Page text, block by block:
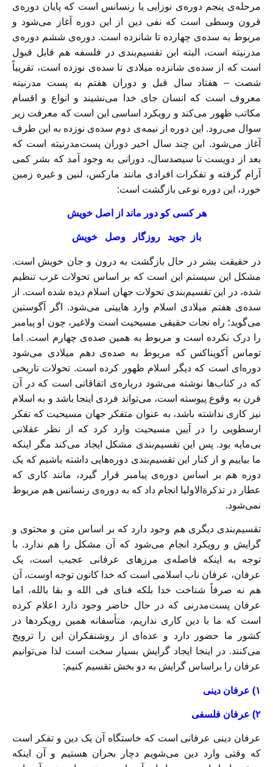
مرحله‌ی پنجم دوره‌ی نوزایی یا رنسانس است که پایان دوره‌ی
قرون وسطی است که نفی دین از این دوره آغاز می‌شود و
مربوط به سده‌ی چهارده تا شانزده است. دوره‌ی ششم دوره‌ی
مدرنیته است، البته ابن تقسیم‌بندی در فلسفه هم قابل قبول
است که از سده‌ی شانزده میلادی تا سده‌ی نوزده است، تقریباً
شصت – هفتاد سال قبل و دوران هفتم به پست مدرنیته
معروف است که انسان جای خدا می‌نشیند و انواع و اقسام
مکاتب ظهور می‌کند و رویکرد اساسی این است که معرفت زیر
سوال می‌رود. این دوره از نیمه‌ی دوم سده‌ی نوزده به این طرف
آغاز می‌شود. این چند سال اخیر دوران پست‌مدرنیته است که
بعد از دویست تا سیصدسال، دورانی به وجود آمد که بشر کمی
آرام گرفته و تفکرات افرادی مانند مارکس، لنین و غیره زمین
خورد، این دوره نوعی بازگشت است:
هر کسی کو دور ماند از اصل خویش
باز جوید روزگار وصل خویش
در حقیقت بشر در حال بازگشت به درون و جان خویش است.
مشکل این سیستم این است که بر اساس تحولات غرب تنظیم
شده، در این تقسیم‌بندی تحولات جهان اسلام دیده شده است. از
سده‌ی هفتم میلادی اسلام وارد هاییتی می‌شود. اگر آگوستین
می‌‌گوید؛ راه نجات حقیقی مسیحیت است ولاغیر، چون او پیامبر
را درک نکرده است و مربوط به همین صده‌ی چهارم است. اما
توماس آکویناکس که مربوط به صده‌ی دهم میلادی می‌شود
دوره‌ای است که دیگر اسلام ظهور کرده است. تحولات تاریخی
که در کتاب‌ها نوشته می‌شود درباره‌ی اتفاقاتی است که در آن
قرن به وقوع پیوسته است، می‌تواند فردی اینجا باشد و به اسلام
نیز کاری نداشته باشد، به عنوان متفکر جهان مسیحیت که تفکر
ارسطویی را در آیین مسیحیت وارد کرد که از نظر عقلانی
بی‌مایه بود. پس این تقسیم‌بندی مشکل ایجاد می‌کند مگر اینکه
ما بیاییم و از کنار این تقسیم‌بندی دوره‌هایی داشته باشیم که یک
دوره هم بر اساس دوره‌ی پیامبر قرار گیرد، مانند کاری که
عطار در تذکرةالاولیا انجام داد که به دوره‌ی رنسانس هم مربوط
نمی‌شود.
تقسیم‌بندی دیگری هم وجود دارد که بر اساس متن و محتوی و
گرایش و رویکرد انجام می‌شود که آن مشکل را هم ندارد. با
توجه به اینکه فاصله‌ی مرزهای عرفانی عجیب است، یک
عرفان، عرفان ناب اسلامی است که خدا کانون توجه اوست، آن
هم نه صرفاً شناخت خدا بلکه فنای فی الله و بقا بالله، اما
عرفان پست‌مدرنی که در حال حاضر وجود دارد اعلام کرده‌
است که ما با دین کاری نداریم، متأسفانه همین رویکردها در
کشور ما حضور دارد و عده‌ای از روشنفکران این را ترویج
می‌کنند. در اینجا ایجاد گرایش بسیار سخت است لذا می‌توانیم
عرفان را براساس گرایش به دو بخش تقسیم کنیم:
۱) عرفان دینی
۲) عرفان فلسفی
عرفان دینی عرفانی است که خاستگاه آن یک دین و تفکر است
که وقتی وارد دین می‌شویم دچار بحران هستیم و آن اینکه